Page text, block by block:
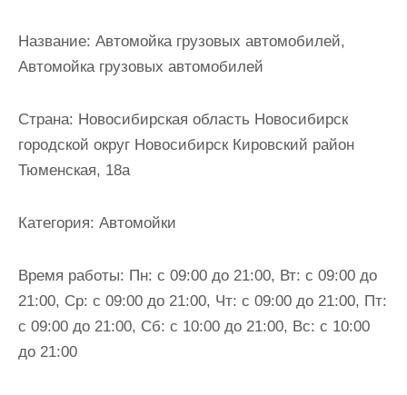
Название: Автомойка грузовых автомобилей,
Автомойка грузовых автомобилей
Страна: Новосибирская область Новосибирск
городской округ Новосибирск Кировский район
Тюменская, 18а
Категория: Автомойки
Время работы: Пн: с 09:00 до 21:00, Вт: с 09:00 до
21:00, Ср: с 09:00 до 21:00, Чт: с 09:00 до 21:00, Пт:
с 09:00 до 21:00, Сб: с 10:00 до 21:00, Вс: с 10:00
до 21:00